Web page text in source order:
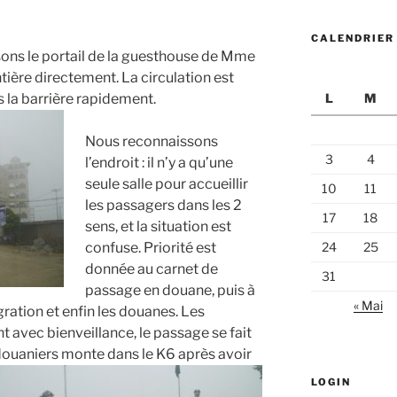
le portail de la guesthouse de Mme
directement. La circulation est
la barrière rapidement.
Nous reconnaissons
l’endroit : il n’y a qu’une
seule salle pour accueillir
les passagers dans les 2
sens, et la situation est
confuse. Priorité est
donnée au carnet de
passage en douane, puis à
et enfin les douanes. Les
avec bienveillance, le passage se fait
monte dans le K6 après avoir
CALENDRIER
L M
3
4
10
11
17
18
24
25
31
« Mai
LOGIN